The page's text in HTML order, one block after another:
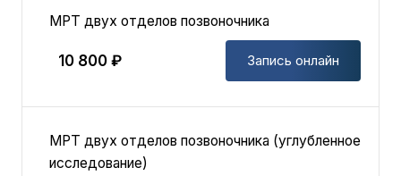
МРТ двух отделов позвоночника
10 800 ₽ Запись онлайн
МРТ двух отделов позвоночника (углубленное
исследование)